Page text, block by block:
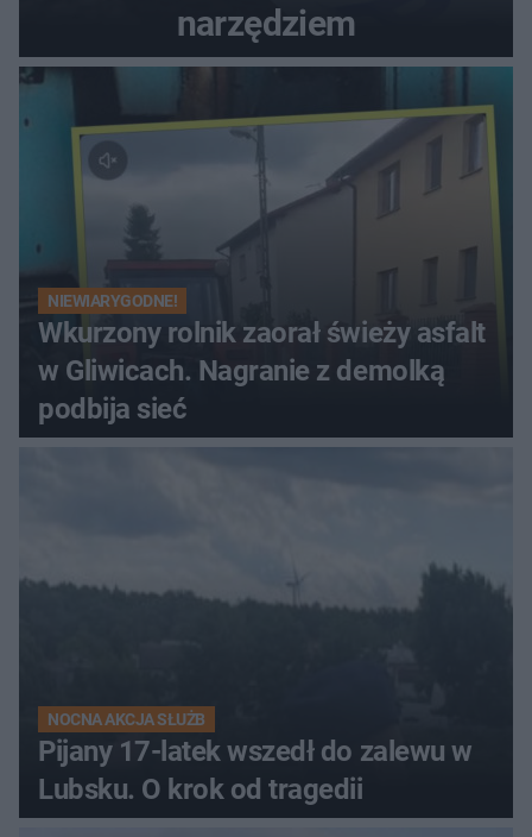
narzędziem
NIEWIARYGODNE!
Wkurzony rolnik zaorał świeży asfalt
w Gliwicach. Nagranie z demolką
podbija sieć
NOCNA AKCJA SŁUŻB
Pijany 17-latek wszedł do zalewu w
Lubsku. O krok od tragedii